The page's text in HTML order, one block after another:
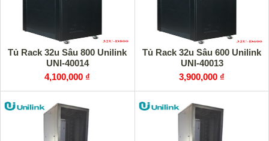
Tủ Rack 32u Sâu 800 Unilink
UNI-40014
4,100,000 ₫
Tủ Rack 32u Sâu 600 Unilink
UNI-40013
3,900,000 ₫